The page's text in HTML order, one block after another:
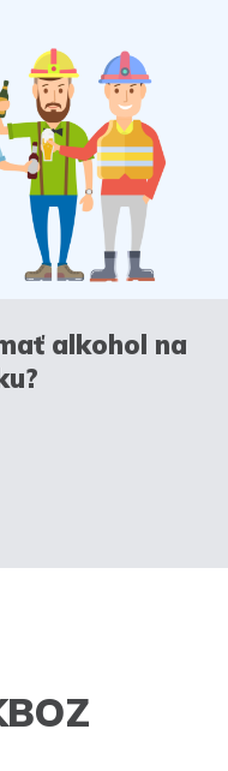
alkohol na